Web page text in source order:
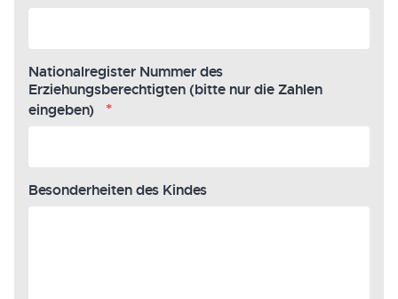
Nationalregister Nummer des
Erziehungsberechtigten (bitte nur die Zahlen
eingeben)
*
Besonderheiten des Kindes